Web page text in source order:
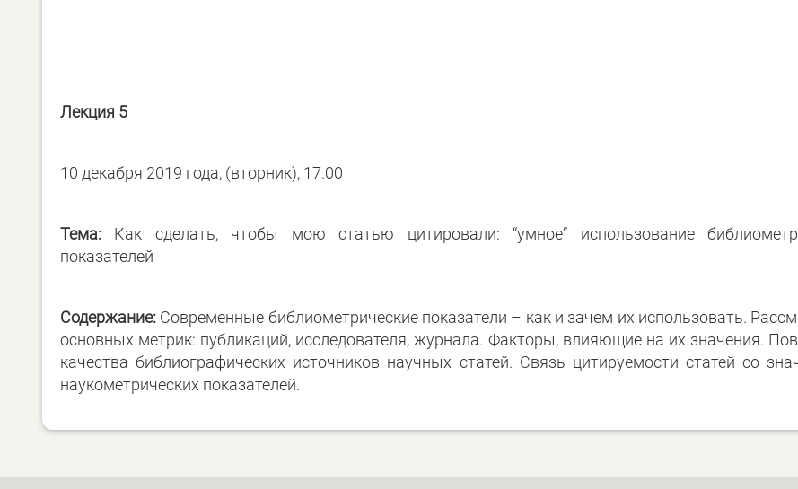
Лекция 5
10 декабря 2019 года, (вторник), 17.00
Тема: Как сделать, чтобы мою статью цитировали: “умное” использование
показателей
Содержание: Современные библиометрические показатели – как и зачем их использовать.
основных метрик: публикаций, исследователя, журнала. Факторы, влияющие на их значения.
качества библиографических источников научных статей. Связь цитируемости статей со
наукометрических показателей.